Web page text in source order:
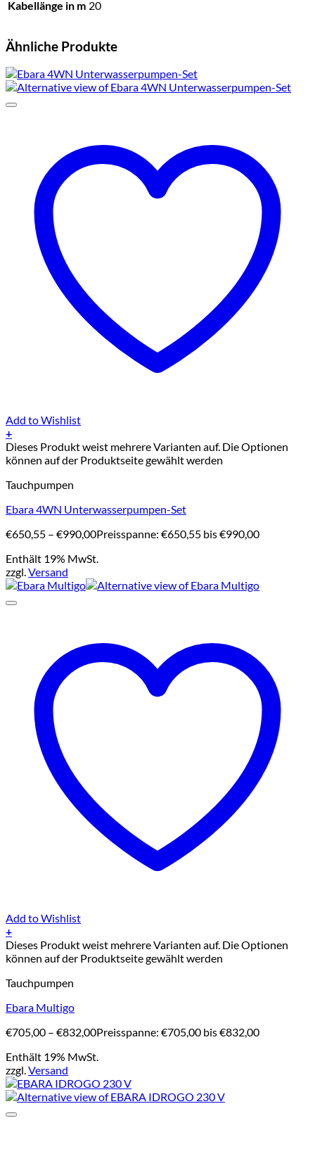
Kabellänge in m 20
Ähnliche Produkte
Add to Wishlist
+
Dieses Produkt weist mehrere Varianten auf. Die Optionen
können auf der Produktseite gewählt werden
Tauchpumpen
Ebara 4WN Unterwasserpumpen-Set
€650,55 – €990,00Preisspanne: €650,55 bis €990,00
Enthält 19% MwSt.
zzgl.Versand
Add to Wishlist
+
Dieses Produkt weist mehrere Varianten auf. Die Optionen
können auf der Produktseite gewählt werden
Tauchpumpen
Ebara Multigo
€705,00 – €832,00Preisspanne: €705,00 bis €832,00
Enthält 19% MwSt.
zzgl.Versand